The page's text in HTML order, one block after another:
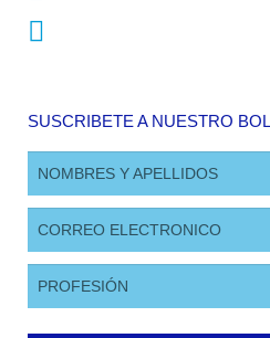
SUSCRIBETE A NUESTRO